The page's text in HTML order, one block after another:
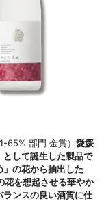
65% 部門 金賞） 愛媛
して誕生した製品で
の花から抽出した
花を想起させる華やか
ンスの良い酒質に仕